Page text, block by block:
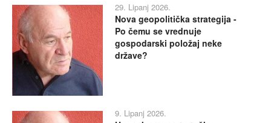
29. Lipanj 2026.
Nova geopolitička strategija -
Po čemu se vrednuje
gospodarski položaj neke
države?
9. Lipanj 2026.